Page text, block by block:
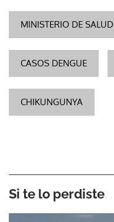
MINISTERIO DE SALUD
CASOS DENGUE
CHIKUNGUNYA
Si te lo perdiste